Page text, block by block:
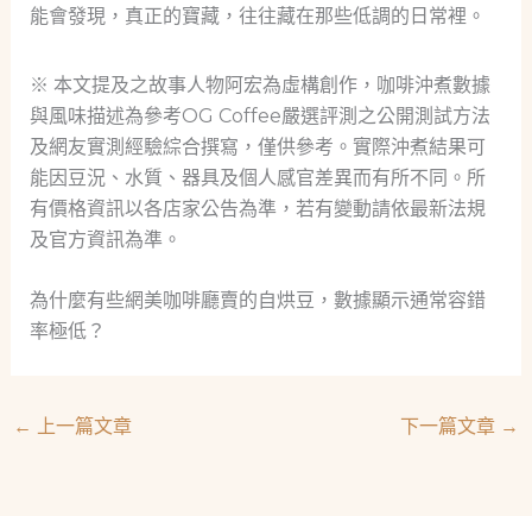
能會發現，真正的寶藏，往往藏在那些低調的日常裡。
※ 本文提及之故事人物阿宏為虛構創作，咖啡沖煮數據
與風味描述為參考OG Coffee嚴選評測之公開測試方法
及網友實測經驗綜合撰寫，僅供參考。實際沖煮結果可
能因豆況、水質、器具及個人感官差異而有所不同。所
有價格資訊以各店家公告為準，若有變動請依最新法規
及官方資訊為準。
為什麼有些網美咖啡廳賣的自烘豆，數據顯示通常容錯
率極低？
← 上一篇文章 下一篇文章 →